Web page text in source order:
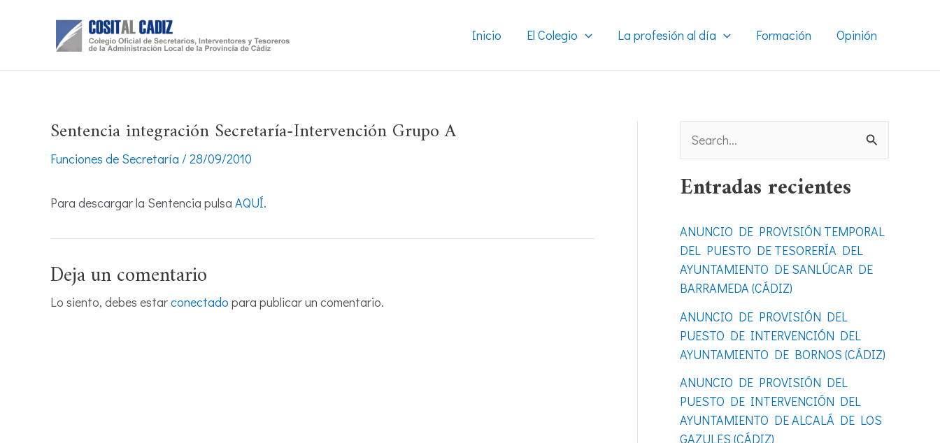
Inicio El Colegio La profesión al día Formación Opinión
Sentencia integración Secretaría-Intervención Grupo A
Funciones de Secretaría / 28/09/2010
Para descargar la Sentencia pulsa AQUÍ.
Deja un comentario
Lo siento, debes estarconectado para publicar un comentario.
s
a
r
p
o
r
Entradas recientes
ANUNCIO DE PROVISIÓN TEMPORAL
DEL PUESTO DE TESORERÍA DEL
AYUNTAMIENTO DE SANLÚCAR DE
BARRAMEDA (CÁDIZ)
ANUNCIO DE PROVISIÓN DEL
PUESTO DE INTERVENCIÓN DEL
AYUNTAMIENTO DE BORNOS (CÁDIZ)
ANUNCIO DE PROVISIÓN DEL
PUESTO DE INTERVENCIÓN DEL
AYUNTAMIENTO DE ALCALÁ DE LOS
GAZULES (CÁDIZ)